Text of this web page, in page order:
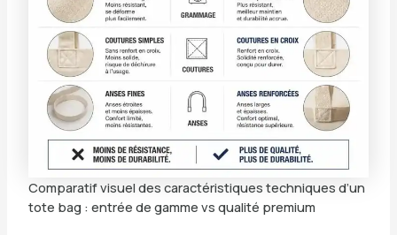
Comparatif visuel des caractéristiques techniques d’un
tote bag : entrée de gamme vs qualité premium